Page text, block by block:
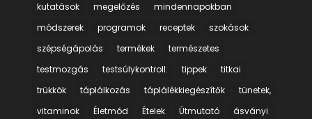
kutatások
megelőzés
mindennapokban
módszerek
programok receptek
szokások
szépségápolás
termékek
természetes
testmozgás
testsúlykontroll: tippek
titkai
trükkök
táplálkozás táplálékkiegészítők
tünetek,
vitaminok
Életmód Ételek Útmutató
ásványi